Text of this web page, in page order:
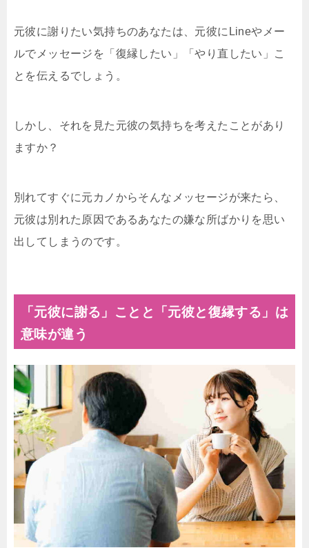
元彼に謝りたい気持ちのあなたは、元彼にLineやメー
ルでメッセージを「復縁したい」「やり直したい」こ
とを伝えるでしょう。
しかし、それを見た元彼の気持ちを考えたことがあり
ますか？
別れてすぐに元カノからそんなメッセージが来たら、
元彼は別れた原因であるあなたの嫌な所ばかりを思い
出してしまうのです。
「元彼に謝る」ことと「元彼と復縁する」は
意味が違う